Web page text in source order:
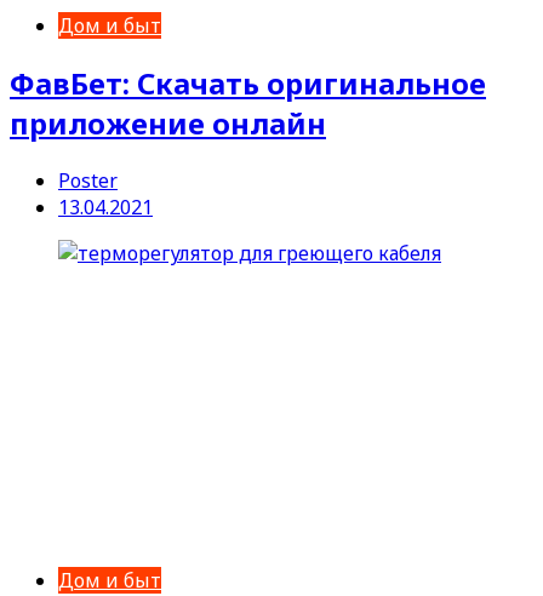
Дом и быт
ФавБет: Скачать оригинальное
приложение онлайн
Poster
13.04.2021
Дом и быт